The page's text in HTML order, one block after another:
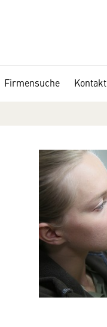
Firmensuche Kontakt